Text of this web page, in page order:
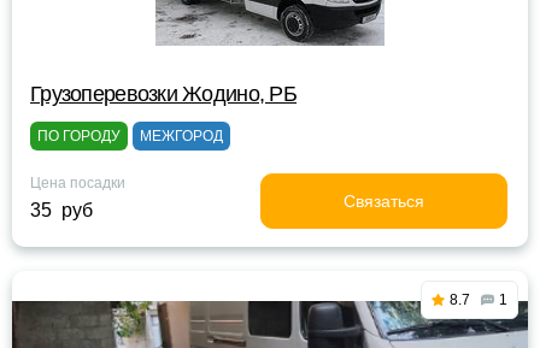
Грузоперевозки Жодино, РБ
ПО ГОРОДУ МЕЖГОРОД
Цена посадки
35 руб Связаться
8.7 1